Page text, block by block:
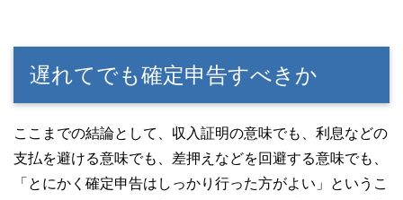
遅れてでも確定申告すべきか
ここまでの結論として、収入証明の意味でも、利息などの
支払を避ける意味でも、差押えなどを回避する意味でも、
「とにかく確定申告はしっかり行った方がよい」というこ